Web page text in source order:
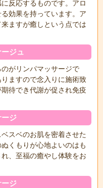
反応するものです。アロ
効果を持っています。ア
ますが癒しという点では
ジュ
がリンパマッサージで
ますので念入りに施術致
待でき代謝が促され免疫
ジ
スベのお肌を密着させた
くもりが心地よいのはも
、至福の癒やし体験をお
ージ